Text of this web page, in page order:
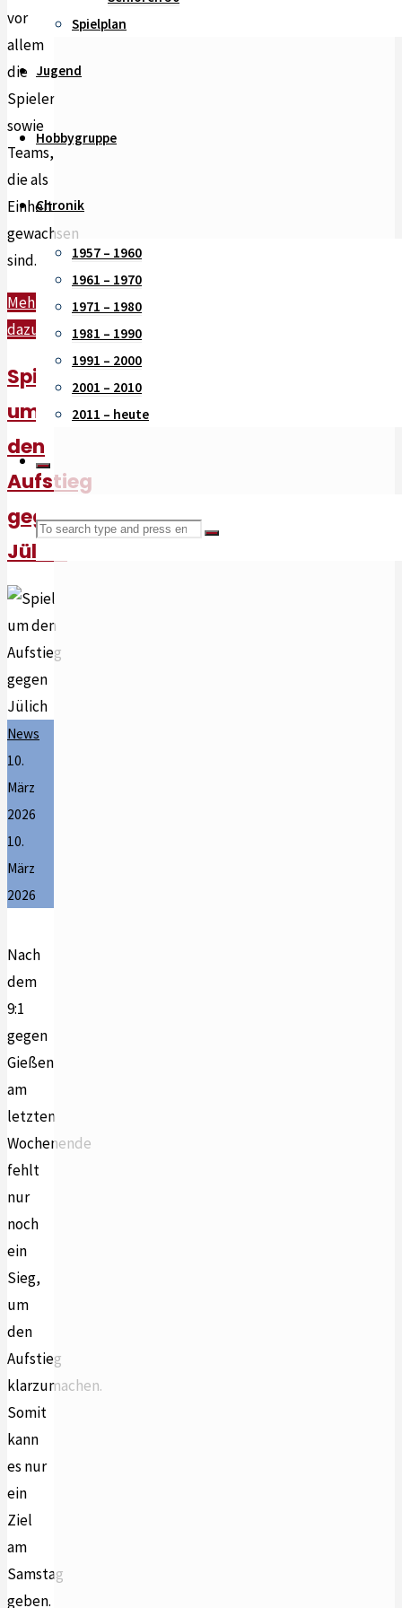
Spielplan
Jugend
Hobbygruppe
Chronik
1957 – 1960
1961 – 1970
1971 – 1980
1981 – 1990
1991 – 2000
2001 – 2010
2011 – heute
Search
for:
Search
vor
allem
die
Spieler
sowie
Teams,
die als
Einheit
gewachsen
sind.
Mehr
dazu
"5-
fach
Meister"
Spiel
um
den
Aufstieg
gegen
Jülich
News
10.
März
2026
10.
März
2026
Nach
dem
9:1
gegen
Gießen
am
letzten
Wochenende
fehlt
nur
noch
ein
Sieg,
um
den
Aufstieg
klarzumachen.
Somit
kann
es nur
ein
Ziel
am
Samstag
geben.